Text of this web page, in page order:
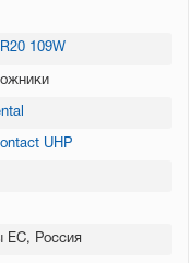
109W
UHP
ЕС, Россия